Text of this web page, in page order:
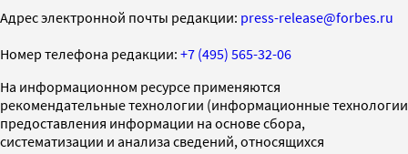
Адрес электронной почты редакции: press-release@forbes.ru
Номер телефона редакции: +7 (495) 565-32-06
На информационном ресурсе применяются
рекомендательные технологии (информационные технологии
предоставления информации на основе сбора,
систематизации и анализа сведений, относящихся